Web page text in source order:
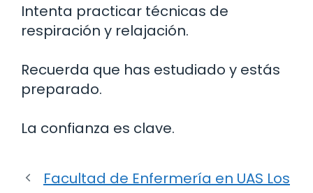
Intenta practicar técnicas de
respiración y relajación.
Recuerda que has estudiado y estás
preparado.
La confianza es clave.
Facultad de Enfermería en UAS Los